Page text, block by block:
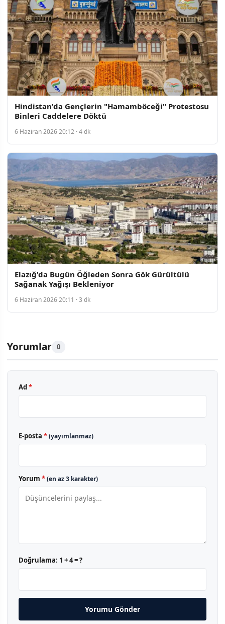
Hindistan'da Gençlerin "Hamamböceği" Protestosu
Binleri Caddelere Döktü
6 Haziran 2026 20:12 · 4 dk
Elazığ'da Bugün Öğleden Sonra Gök Gürültülü
Sağanak Yağışı Bekleniyor
6 Haziran 2026 20:11 · 3 dk
Yorumlar 0
Ad*
E-posta *(yayımlanmaz)
Yorum *(en az 3 karakter)
Doğrulama: 1 + 4 = ?
Yorumu Gönder